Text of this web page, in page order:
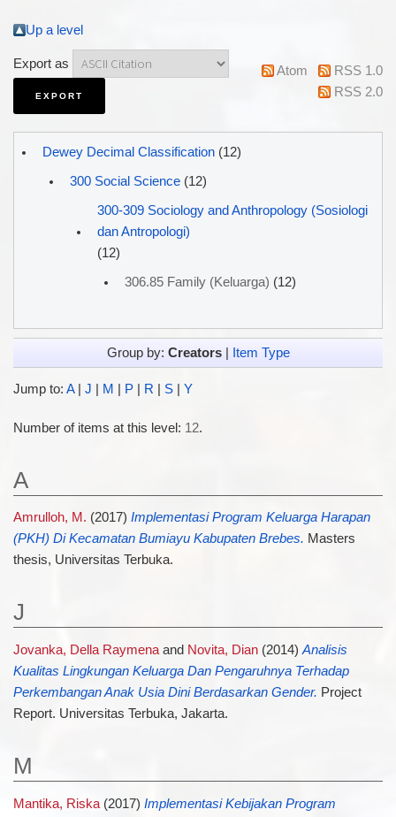
Up a level
Export as Atom
RSS 1.0
RSS 2.0
Dewey Decimal Classification(12)
300 Social Science(12)
300-309 Sociology and Anthropology (Sosiologi
dan Antropologi)
(12)
306.85 Family (Keluarga) (12)
Group by: Creators| Item Type
Jump to: A| J | M | P| R | S| Y
Number of items at this level: 12.
A
Amrulloh, M. (2017) Implementasi Program Keluarga Harapan
(PKH) Di Kecamatan Bumiayu Kabupaten Brebes. Masters
thesis, Universitas Terbuka.
J
Jovanka, Della Raymenaand Novita, Dian(2014)Analisis
Kualitas Lingkungan Keluarga Dan Pengaruhnya Terhadap
Perkembangan Anak Usia Dini Berdasarkan Gender. Project
Report. Universitas Terbuka, Jakarta.
M
Mantika, Riska(2017) Implementasi Kebijakan Program